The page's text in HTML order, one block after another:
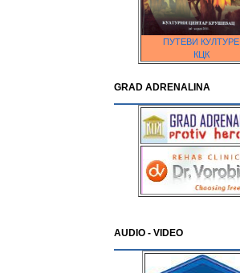
ПУТЕВИ КУЛТУРЕ
КЦК
GRAD ADRENALINA
AUDIO - VIDEO